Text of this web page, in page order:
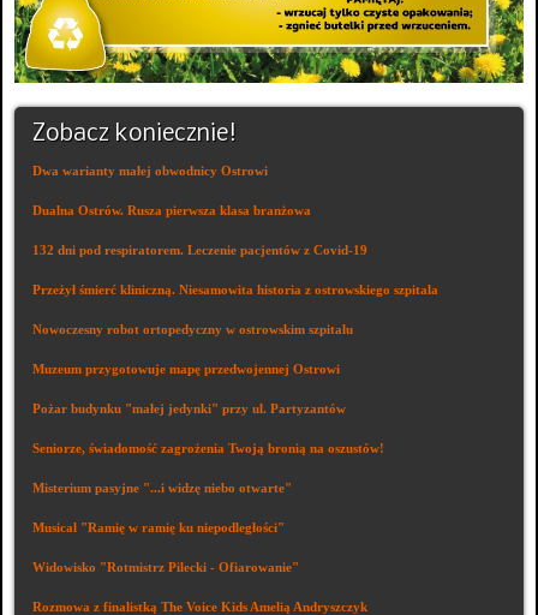
Zobacz koniecznie!
Dwa warianty małej obwodnicy Ostrowi
Dualna Ostrów. Rusza pierwsza klasa branżowa
132 dni pod respiratorem. Leczenie pacjentów z Covid-19
Przeżył śmierć kliniczną. Niesamowita historia z ostrowskiego szpitala
Nowoczesny robot ortopedyczny w ostrowskim szpitalu
Muzeum przygotowuje mapę przedwojennej Ostrowi
Pożar budynku "małej jedynki" przy ul. Partyzantów
Seniorze, świadomość zagrożenia Twoją bronią na oszustów!
Misterium pasyjne "...i widzę niebo otwarte"
Musical "Ramię w ramię ku niepodległości"
Widowisko "Rotmistrz Pilecki - Ofiarowanie"
Rozmowa z finalistką The Voice Kids Amelią Andryszczyk